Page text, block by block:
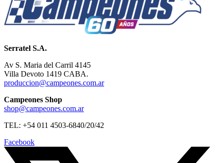
Serratel S.A.
Av S. Maria del Carril 4145
Villa Devoto 1419 CABA.
produccion@campeones.com.ar
Campeones Shop
shop@campeones.com.ar
TEL: +54 011 4503-6840/20/42
Facebook